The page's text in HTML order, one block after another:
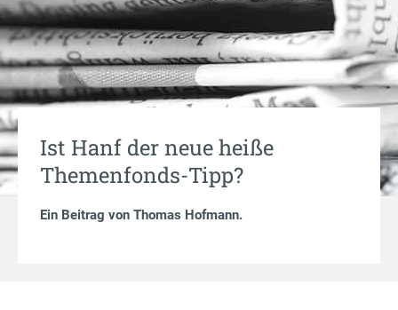
Ist Hanf der neue heiße
Themenfonds-Tipp?
Ein Beitrag von Thomas Hofmann.